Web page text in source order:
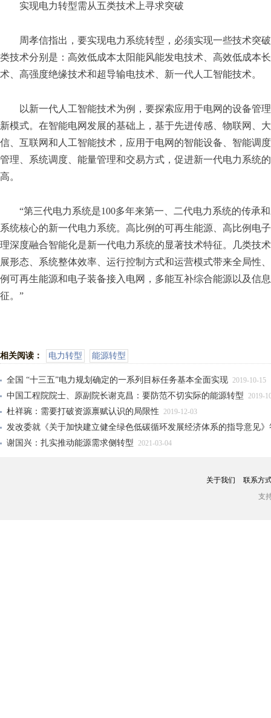
实现电力转型需从五类技术上寻求突破
周孝信指出，要实现电力系统转型，必须实现一些技术突
类技术分别是：高效低成本太阳能风能发电技术、高效低成本
术、高强度绝缘技术和超导输电技术、新一代人工智能技术。
以新一代人工智能技术为例，要探索应用于电网的设备管
新模式。在智能电网发展的基础上，基于先进传感、物联网、
信、互联网和人工智能技术，应用于电网的智能设备、智能调
管理、系统调度、能量管理和交易方式，促进新一代电力系统
高。
“第三代电力系统是100多年来第一、二代电力系统的传承
系统核心的新一代电力系统。高比例的可再生能源、高比例电
理深度融合智能化是新一代电力系统的显著技术特征。几类技
展形态、系统整体效率、运行控制方式和运营模式带来全局性
例可再生能源和电子装备接入电网，多能互补综合能源以及信
征。”
相关阅读： 电力转型 能源转型
全国 “十三五”电力规划确定的一系列目标任务基本全面实现 2019-10-15
中国工程院院士、原副院长谢克昌：要防范不切实际的能源转型 2019-
杜祥琬：需要打破资源禀赋认识的局限性 2019-12-03
发改委就《关于加快建立健全绿色低碳循环发展经济体系的指导意见
谢国兴：扎实推动能源需求侧转型 2021-03-04
关于我们
联系方
支